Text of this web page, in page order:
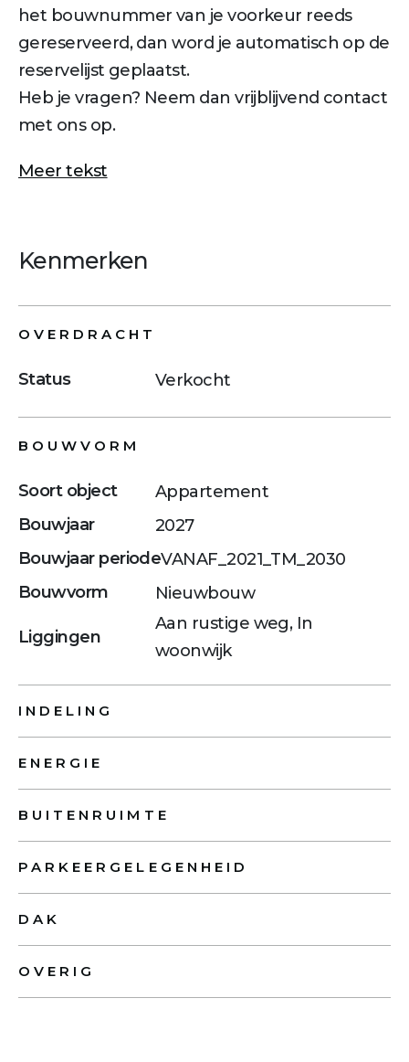
het bouwnummer van je voorkeur reeds
gereserveerd, dan word je automatisch op de
reservelijst geplaatst.
Heb je vragen? Neem dan vrijblijvend contact
met ons op.
Meer tekst
Kenmerken
OVERDRACHT
Status Verkocht
BOUWVORM
Soort object
Appartement
Bouwjaar
2027
Bouwjaar periodeVANAF_2021_TM_2030
Bouwvorm
Nieuwbouw
Liggingen
Aan rustige weg, In
woonwijk
INDELING
ENERGIE
BUITENRUIMTE
PARKEERGELEGENHEID
DAK
OVERIG